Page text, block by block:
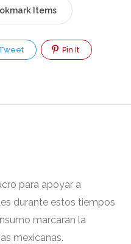
Items
Pin It
para apoyar a
durante estos tiempos
marcaran la
mexicanas.